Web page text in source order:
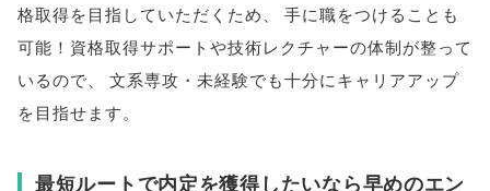
格取得を目指していただくため
手に職をつけることも
可能！資格取得サポートや技術レクチャーの体制が整って
いるので
文系専攻・未経験でも十分にキャリアアップ
を目指せます。
最短ルートで内定を獲得したいなら早めのエン